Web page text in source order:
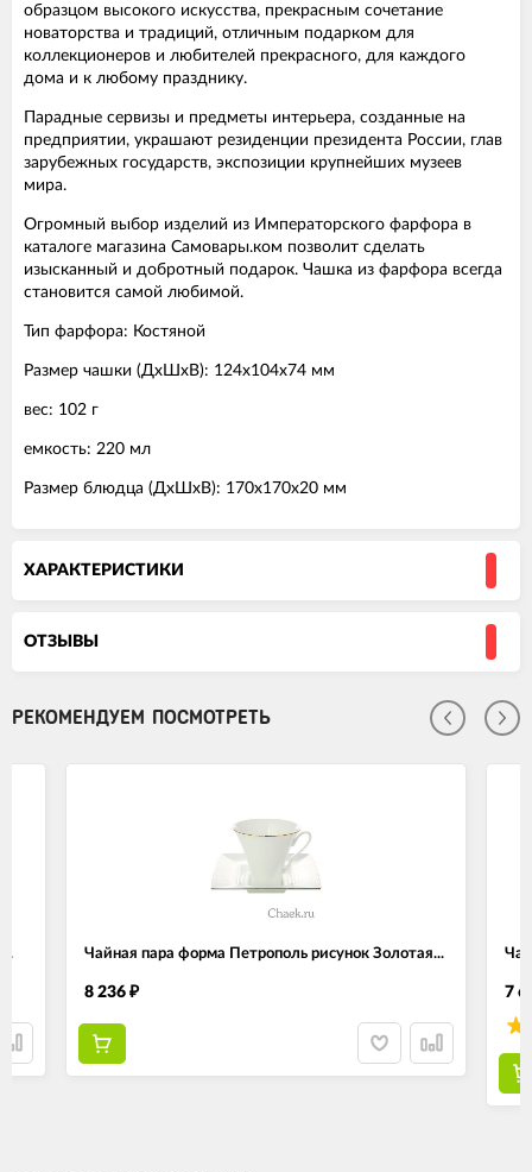
образцом высокого искусства, прекрасным сочетание
новаторства и традиций, отличным подарком для
коллекционеров и любителей прекрасного, для каждого
дома и к любому празднику.
Парадные сервизы и предметы интерьера, созданные на
предприятии, украшают резиденции президента России, глав
зарубежных государств, экспозиции крупнейших музеев
мира.
Огромный выбор изделий из Императорского фарфора в
каталоге магазина Самовары.ком позволит сделать
изысканный и добротный подарок. Чашка из фарфора всегда
становится самой любимой.
Тип фарфора: Костяной
Размер чашки (ДхШхВ): 124х104х74 мм
вес: 102 г
емкость: 220 мл
Размер блюдца (ДхШхВ): 170х170х20 мм
ХАРАКТЕРИСТИКИ
ОТЗЫВЫ
РЕКОМЕНДУЕМ ПОСМОТРЕТЬ
Чайная пара форма Петрополь рисунок Золотая...
8 236 ₽ 7